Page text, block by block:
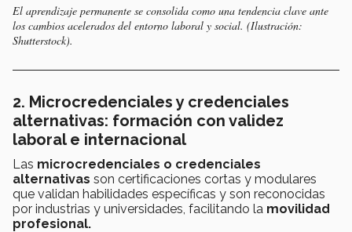
El aprendizaje permanente se consolida como una tendencia clave ante
los cambios acelerados del entorno laboral y social. (Ilustración:
Shutterstock).
2. Microcredenciales y credenciales
alternativas: formación con validez
laboral e internacional
Las microcredenciales o credenciales
alternativas son certificaciones cortas y modulares
que validan habilidades específicas y son reconocidas
por industrias y universidades, facilitando la movilidad
profesional.